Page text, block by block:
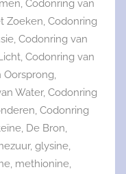
, Codonring van
Zoeken, Codonring
, Codonring van
, Codonring van
Oorsprong,
Water, Codonring
, Codonring
, De Bron,
, glysine,
, methionine,